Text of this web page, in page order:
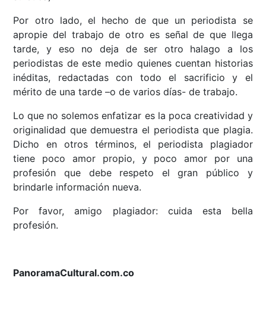
Por otro lado, el hecho de que un periodista se
apropie del trabajo de otro es señal de que llega
tarde, y eso no deja de ser otro halago a los
periodistas de este medio quienes cuentan historias
inéditas, redactadas con todo el sacrificio y el
mérito de una tarde –o de varios días- de trabajo.
Lo que no solemos enfatizar es la poca creatividad y
originalidad que demuestra el periodista que plagia.
Dicho en otros términos, el periodista plagiador
tiene poco amor propio, y poco amor por una
profesión que debe respeto el gran público y
brindarle información nueva.
Por favor, amigo plagiador: cuida esta bella
profesión.
PanoramaCultural.com.co